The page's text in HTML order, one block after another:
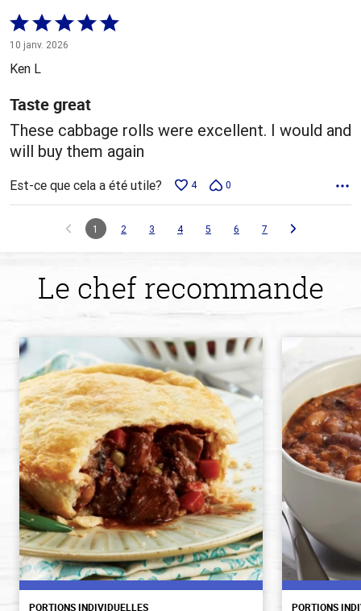
Coté
5 sur
5
10 janv. 2026
Ken L
Taste great
These cabbage rolls were excellent. I would and
will buy them again
Est-ce que cela a été utile? 4 0
1 2 3 4 5 6 7
Le chef recommande
PORTIONS INDIVIDUELLES PORTIONS